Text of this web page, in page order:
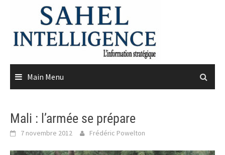
content
Main Menu
Mali : l’armée se prépare
7 novembre 2012 Frédéric Powelton